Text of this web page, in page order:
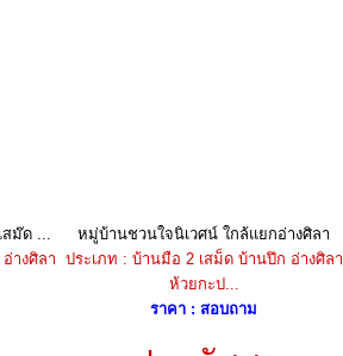
สม๊ด ...
างศิลา
หมู่บ้านชวนใจนิเวศน์ ใกล้แยกอ่างศิลา
ประเภท : บ้านมือ 2 เสม็ด บ้านปึก อ่างศิลา
ห้วยกะป...
ราคา : สอบถาม